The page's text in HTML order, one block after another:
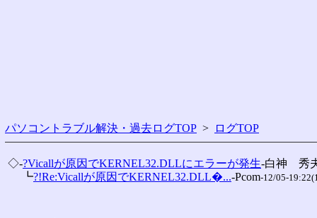
パソコントラブル解決・過去ログTOP > ログTOP
◇-?Vicallが原因でKERNEL32.DLLにエラーが発生-白神　秀
┗?!Re:Vicallが原因でKERNEL32.DLL�...-Pcom-12/05-